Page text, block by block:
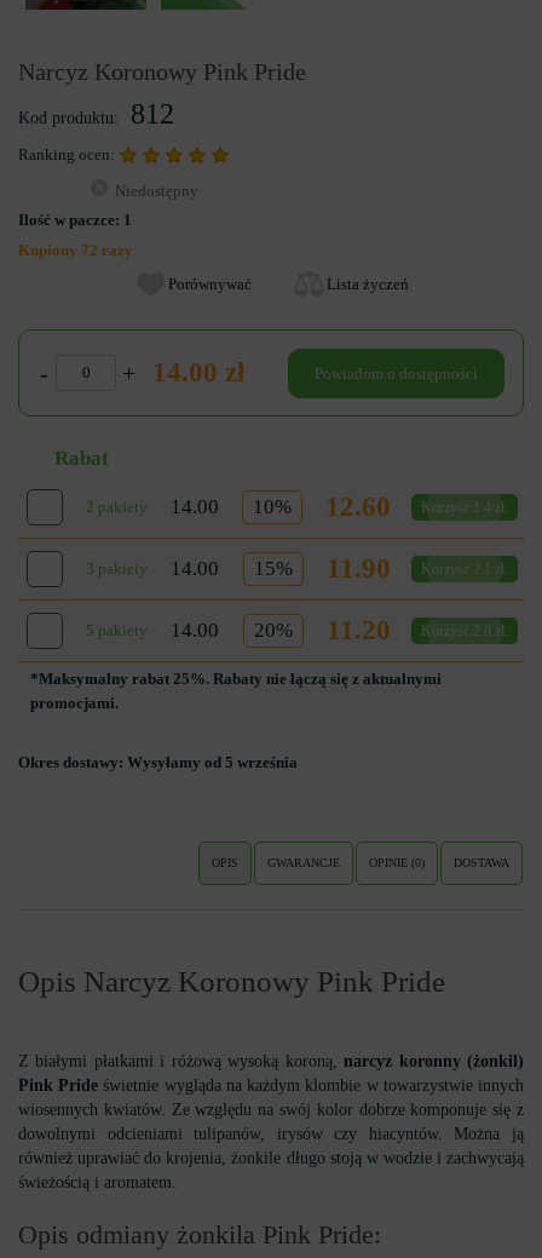
Narcyz Koronowy Pink Pride
Kod produktu: 812
Ranking ocen:
Niedostępny
Ilość w paczce: 1
Kupiony 72 razy
Porównywać
Lista życzeń
- + 14.00 zł Powiadom o dostępności
Rabat
2 pakiety 14.00 10% 12.60 Korzyść 1.4 zł.
3 pakiety 14.00 15% 11.90 Korzyść 2.1 zł.
5 pakiety 14.00 20% 11.20 Korzyść 2.8 zł.
*Maksymalny rabat 25%. Rabaty nie łączą się z aktualnymi
promocjami.
Okres dostawy: Wysyłamy od 5 września
OPIS GWARANCJE OPINIE (0) DOSTAWA
Opis Narcyz Koronowy Pink Pride
Z białymi płatkami i różową wysoką koroną,narcyz koronny (żonkil)
Pink Pride świetnie wygląda na każdym klombie w towarzystwie innych
wiosennych kwiatów. Ze względu na swój kolor dobrze komponuje się z
dowolnymi odcieniami tulipanów, irysów czy hiacyntów. Można ją
również uprawiać do krojenia, żonkile długo stoją w wodzie i zachwycają
świeżością i aromatem.
Opis odmiany żonkila Pink Pride: